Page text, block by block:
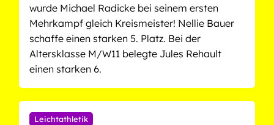
wurde Michael Radicke bei seinem ersten
Mehrkampf gleich Kreismeister! Nellie Bauer
schaffe einen starken 5. Platz. Bei der
Altersklasse M/W11 belegte Jules Rehault
einen starken 6.
Leichtathletik